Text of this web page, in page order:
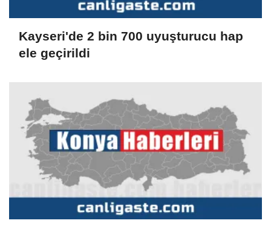
Kayseri'de 2 bin 700 uyuşturucu hap
ele geçirildi